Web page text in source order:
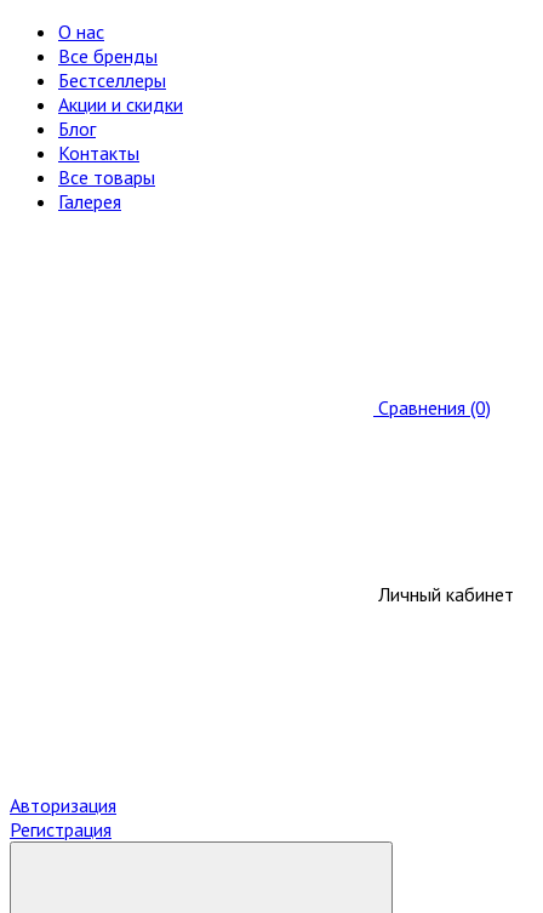
О нас
Все бренды
Бестселлеры
Акции и скидки
Блог
Контакты
Все товары
Галерея
Сравнения (0)
Личный кабинет
Авторизация
Регистрация